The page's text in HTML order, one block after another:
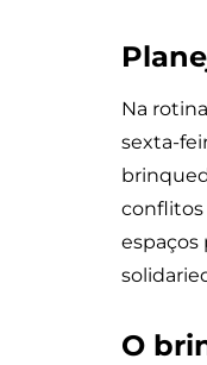
Na
sexta-
conflitos
espaços
O